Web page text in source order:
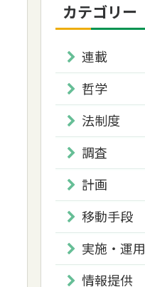
カテゴリー
連載
哲学
法制度
調査
計画
移動手段
実施・運用
情報提供